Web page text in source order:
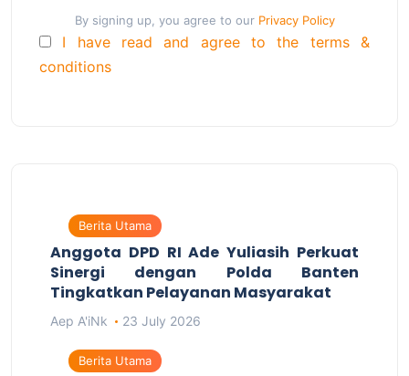
By signing up, you agree to our Privacy Policy
I have read and agree to the terms &
conditions
Berita Utama
Anggota DPD RI Ade Yuliasih Perkuat
Sinergi dengan Polda Banten
Tingkatkan Pelayanan Masyarakat
Aep A'iNk 23 July 2026
Berita Utama